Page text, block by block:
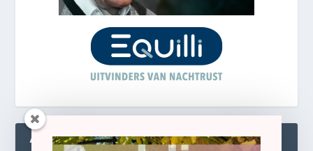
ABONNEREN